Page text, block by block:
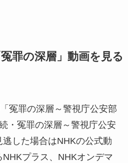
罪の深層」動画を見る
冤罪の深層～警視庁公安部
・冤罪の深層～警視庁公安
した場合はNHKの公式動
プラス、NHKオンデマ